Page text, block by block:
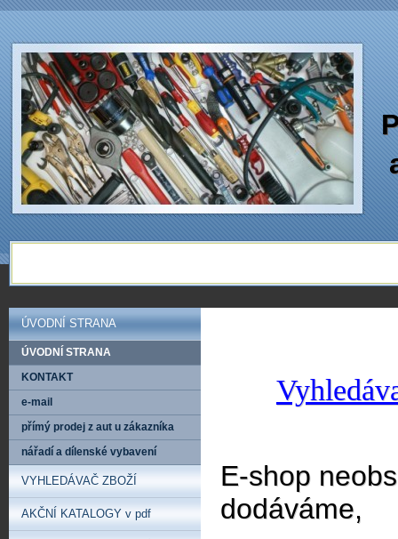
E-shop
dodáváme,
ÚVODNÍ STRANA
ÚVODNÍ STRANA
KONTAKT
e-mail
přímý prodej z aut u zákazníka
nářadí a dílenské vybavení
VYHLEDÁVAČ ZBOŽÍ
AKČNÍ KATALOGY v pdf